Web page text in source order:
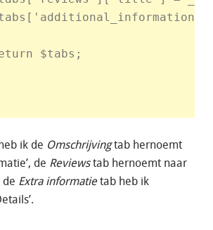
ik de Omschrijvingtab hernoemt
de Reviewstab hernoemt naar
de Extra informatietab heb ik